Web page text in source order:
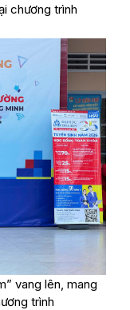
chương trình
vang lên, mang
trình